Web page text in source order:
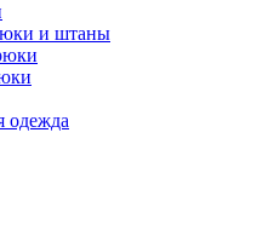
и штаны
одежда